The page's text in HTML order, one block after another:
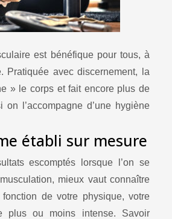
est bénéfique pour tous, à
Pratiquée avec discernement, la
» le corps et fait encore plus de
on l’accompagne d’une hygiène
établi sur mesure
escomptés lorsque l’on se
mieux vaut connaître
de votre physique, votre
plus ou moins intense. Savoir